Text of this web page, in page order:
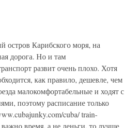
остров Карибского моря, на
дорога. Но и там
развит очень плохо. Хотя
как правило, дешевле, чем
малокомфортабельные и ходят с
поэтому расписание только
cuba/ train-
время, а не деньги, то лучше